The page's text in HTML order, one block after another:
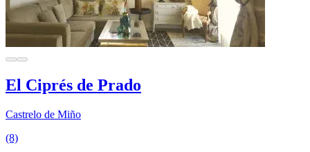
El Ciprés de Prado
Castrelo de Miño
(8)